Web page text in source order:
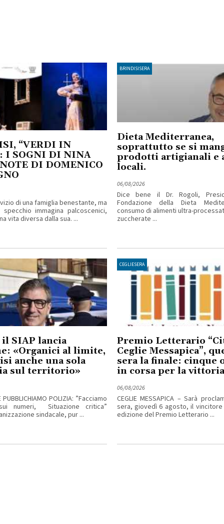
“VERDI IN
I SOGNI DI NINA
DI DOMENICO
di una famiglia benestante, ma
immagina palcoscenici,
vita diversa dalla sua. ...
BRINDISISERA
Dieta Mediterranea,
soprattutto se si
prodotti artigianali e
locali.
06/08/2026
Dice bene il Dr. Rogoli,
Fondazione della Dieta
consumo di alimenti ultra-
zuccherate ...
SIAP lancia
«Organici al limite,
anche una sola
sul territorio»
PUBBLICHIAMO POLIZIA: ”Facciamo
numeri, Situazione critica”
sindacale, pur ...
CEGLIESERA
Premio Letterario
Ceglie Messapica”,
sera la finale: cinque
in corsa per la vittoria
06/08/2026
CEGLIE MESSAPICA – Sarà
sera, giovedì 6 agosto, il
edizione del Premio Letterario ...